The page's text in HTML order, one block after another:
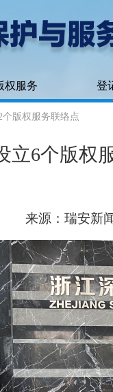
权服务 登
版权服务联络点
立6个版权
来源：瑞安新